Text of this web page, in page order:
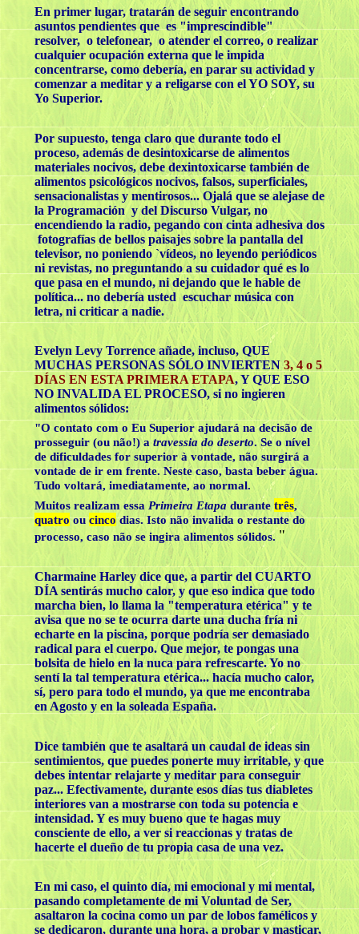
En primer lugar, tratarán de seguir encontrando
asuntos pendientes que es "imprescindible"
resolver, o telefonear, o atender el correo, o realizar
cualquier ocupación externa que le impida
concentrarse, como debería, en parar su actividad y
comenzar a meditar y a religarse con el YO SOY, su
Yo Superior.
Por supuesto, tenga claro que durante todo el
proceso, además de desintoxicarse de alimentos
materiales nocivos, debe dexintoxicarse también de
alimentos psicológicos nocivos, falsos, superficiales,
sensacionalistas y mentirosos... Ojalá que se alejase de
la Programación y del Discurso Vulgar, no
encendiendo la radio, pegando con cinta adhesiva dos
fotografías de bellos paisajes sobre la pantalla del
televisor, no poniendo `vídeos, no leyendo periódicos
ni revistas, no preguntando a su cuidador qué es lo
que pasa en el mundo, ni dejando que le hable de
política... no debería usted escuchar música con
letra, ni criticar a nadie.
Evelyn Levy Torrence añade, incluso, QUE
MUCHAS PERSONAS SÓLO INVIERTEN 3, 4 o 5
DÍAS EN ESTA PRIMERA ETAPA, Y QUE ESO
NO INVALIDA EL PROCESO, si no ingieren
alimentos sólidos:
"O contato com o Eu Superior ajudará na decisão de
prosseguir (ou não!) atravessia do deserto. Se o nível
de dificuldades for superior à vontade, não surgirá a
vontade de ir em frente. Neste caso, basta beber água.
Tudo voltará, imediatamente, ao normal.
Muitos realizam essa Primeira Etapa durantetrês,
quatrooucincodias. Isto não invalida o restante do
processo, caso não se ingira alimentos sólidos. "
Charmaine Harley dice que, a partir del CUARTO
DÍA sentirás mucho calor, y que eso indica que todo
marcha bien, lo llama la "temperatura etérica" y te
avisa que no se te ocurra darte una ducha fría ni
echarte en la piscina, porque podría ser demasiado
radical para el cuerpo. Que mejor, te pongas una
bolsita de hielo en la nuca para refrescarte. Yo no
sentí la tal temperatura etérica... hacía mucho calor,
sí, pero para todo el mundo, ya que me encontraba
en Agosto y en la soleada España.
Dice también que te asaltará un caudal de ideas sin
sentimientos, que puedes ponerte muy irritable, y que
debes intentar relajarte y meditar para conseguir
paz... Efectivamente, durante esos días tus diabletes
interiores van a mostrarse con toda su potencia e
intensidad. Y es muy bueno que te hagas muy
consciente de ello, a ver si reaccionas y tratas de
hacerte el dueño de tu propia casa de una vez.
En mi caso, el quinto día, mi emocional y mi mental,
pasando completamente de mi Voluntad de Ser,
asaltaron la cocina como un par de lobos famélicos y
se dedicaron, durante una hora, a probar y masticar,